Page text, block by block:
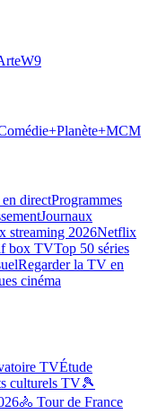
W9
Planète+MCM
en directProgrammes
Journaux
streaming 2026Netflix
box TVTop 50 séries
Regarder la TV en
cinéma
TVÉtude
culturels TV🎾
🚴 Tour de France